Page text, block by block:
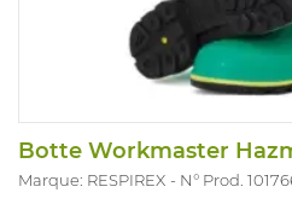
Botte Workmaster
Marque: RESPIREX N° Prod.